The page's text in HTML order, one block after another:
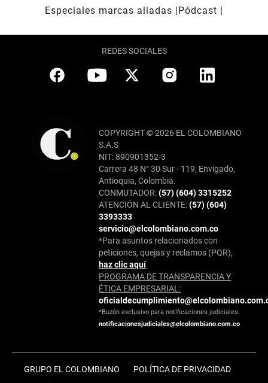
Especiales marcas aliadas
Pódcast
REDES SOCIALES
COPYRIGHT © 2026 EL COLOMBIANO
S.A.S
NIT: 890901352-3
Carrera 48 N° 30 Sur - 119, Envigado,
Antioquia, Colombia.
CONMUTADOR:(57) (604) 3315252
ATENCIÓN AL CLIENTE:(57) (604)
3393333
servicio@elcolombiano.com.co
*Para asuntos relacionados con
peticiones, quejas y reclamos (PQR),
haz clic aquí
PROGRAMA DE TRANSPARENCIA Y
ÉTICA EMPRESARIAL:
*Buzón exclusivo para notificaciones judiciales:
notificacionesjudiciales@elcolombiano.com.co
GRUPO EL COLOMBIANO POLÍTICA DE PRIVACIDAD